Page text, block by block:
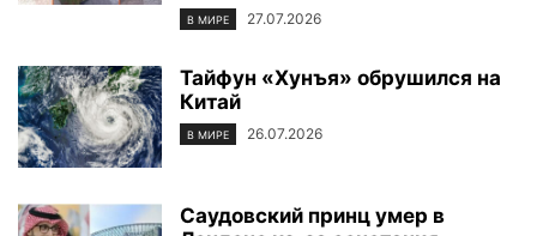
В МИРЕ 27.07.2026
Тайфун «Хунъя» обрушился на
Китай
В МИРЕ 26.07.2026
Саудовский принц умер в